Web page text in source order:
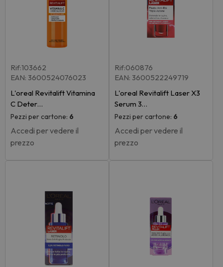
Rif:103662
EAN: 3600524076023
L'oreal Revitalift Vitamina
C Deter…
Pezzi per cartone: 6
Accedi per vedere il
prezzo
Rif:060876
EAN: 3600522249719
L'oreal Revitalift Laser X3
Serum 3…
Pezzi per cartone: 6
Accedi per vedere il
prezzo